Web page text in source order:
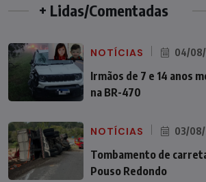
+ Lidas/Comentadas
NOTÍCIAS 04/
Irmãos de 7 e 14 anos
na BR-470
NOTÍCIAS 03/
Tombamento de
Pouso Redondo